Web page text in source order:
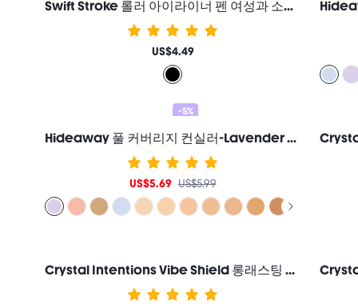
Swift Stroke 롤러 아이라이너 펜 여성과 소녀를 위한 브랜드 뷰티 코스메틱 메이크업
US$4.49
-5%
Hideaway 풀 커버리지 컨실러-Lavender 컬러 커렉터 브라이트너 및 하이라이터 여성과 소녀를 위한 브랜드 뷰티 코스메틱 메이크업
US$5.69 US$5.99
Crystal Intentions Vibe Shield 롱래스팅 세팅 스프레이 여성과 소녀를 위한 브랜드 뷰티 코스메틱 메이크업